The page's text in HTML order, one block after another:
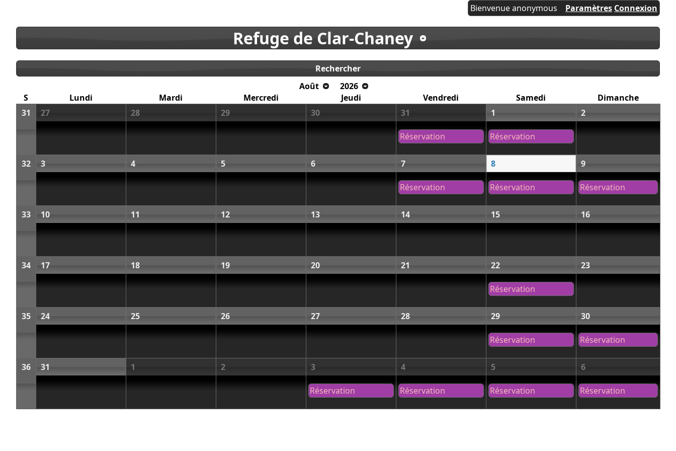
Bienvenue anonymous Paramètres Connexion
Refuge de Clar-Chaney
Rechercher
Août
2026
S
Lundi Mardi Mercredi Jeudi Vendredi Samedi
Dimanche
31
27 28 29 30 31
Réservation
1
Réservation
2
32 3 4 5 6 7
Réservation
8
Réservation
9
Réservation
33 10 11 12 13 14 15 16
34 17 18 19 20 21 22
Réservation
23
35 24 25 26 27 28 29
Réservation
30
Réservation
36 31 1 2 3
Réservation
4
Réservation
5
Réservation
6
Réservation